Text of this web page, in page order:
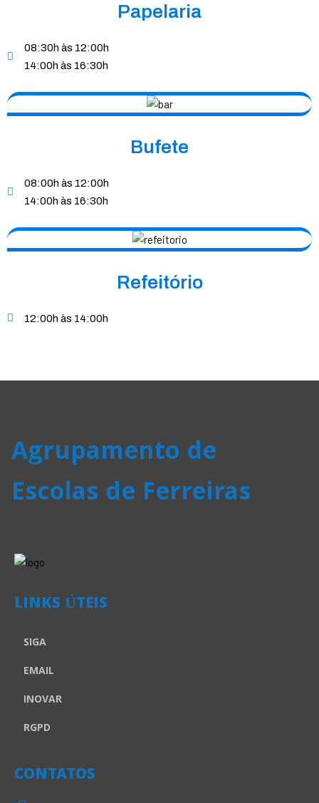
Papelaria
08:30h às 12:00h
14:00h às 16:30h
Bufete
08:00h às 12:00h
14:00h às 16:30h
Refeitório
12:00h às 14:00h
Agrupamento de
Escolas de Ferreiras
LINKS ÚTEIS
SIGA
EMAIL
INOVAR
RGPD
CONTATOS